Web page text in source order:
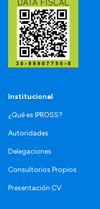
Institucional
¿Qué es IPROSS?
Autoridades
Delegaciones
Consultorios Propios
Presentación CV